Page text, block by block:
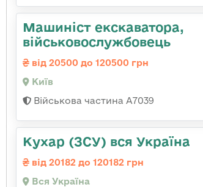
Машиніст екскаватора,
військовослужбовець
від 20500 до 120500 грн
Київ
Військова частина А7039
Кухар (ЗСУ) вся Україна
від 20182 до 120182 грн
Вся Україна